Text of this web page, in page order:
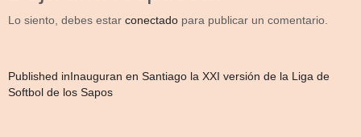
Lo siento, debes estar conectado para publicar un comentario.
Navegación
Published inInauguran en Santiago la XXI versión de la Liga de
Softbol de los Sapos